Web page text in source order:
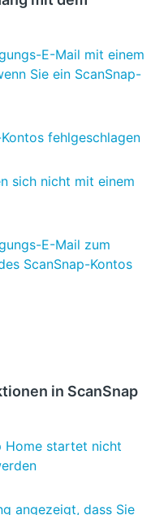
E-Mail mit einem
Sie ein ScanSnap-
fehlgeschlagen
sich nicht mit einem
E-Mail zum
ScanSnap-Kontos
in ScanSnap
Home startet nicht
angezeigt, dass Sie